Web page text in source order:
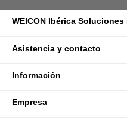
WEICON Ibérica
Asistencia y contacto
Información
Empresa